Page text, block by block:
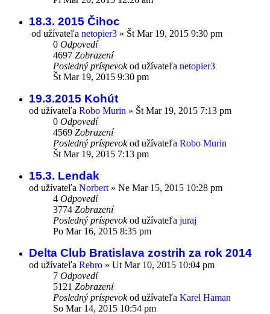
18.3. 2015 Čihoc
od užívateľa netopier3 » Št Mar 19, 2015 9:30 pm
0 Odpovedí
4697 Zobrazení
Posledný príspevokod užívateľa netopier3
Št Mar 19, 2015 9:30 pm
19.3.2015 Kohút
od užívateľa Robo Murin » Št Mar 19, 2015 7:13 pm
0 Odpovedí
4569 Zobrazení
Posledný príspevokod užívateľa Robo Murin
Št Mar 19, 2015 7:13 pm
15.3. Lendak
od užívateľa Norbert » Ne Mar 15, 2015 10:28 pm
4 Odpovedí
3774 Zobrazení
Posledný príspevokod užívateľa juraj
Po Mar 16, 2015 8:35 pm
Delta Club Bratislava zostrih za rok 2014
od užívateľa Rebro » Ut Mar 10, 2015 10:04 pm
7 Odpovedí
5121 Zobrazení
Posledný príspevokod užívateľa Karel Haman
So Mar 14, 2015 10:54 pm